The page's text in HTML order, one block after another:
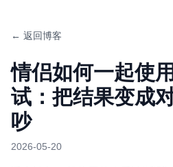
← 返回博客
情侣如何一起使
试：把结果变成
吵
2026-05-20